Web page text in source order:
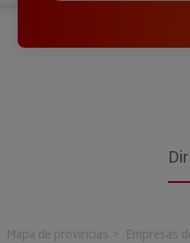
Mapa de provincias Empresas